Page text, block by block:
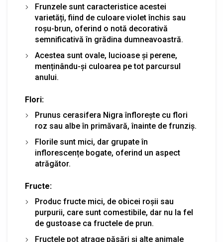
Frunzele sunt caracteristice acestei
varietăți, fiind de culoare violet închis sau
roșu-brun, oferind o notă decorativă
semnificativă în grădina dumneavoastră.
Acestea sunt ovale, lucioase și perene,
menținându-și culoarea pe tot parcursul
anului.
Flori:
Prunus cerasifera Nigra înflorește cu flori
roz sau albe în primăvară, înainte de frunziș.
Florile sunt mici, dar grupate în
inflorescențe bogate, oferind un aspect
atrăgător.
Fructe:
Produc fructe mici, de obicei roșii sau
purpurii, care sunt comestibile, dar nu la fel
de gustoase ca fructele de prun.
Fructele pot atrage păsări și alte animale